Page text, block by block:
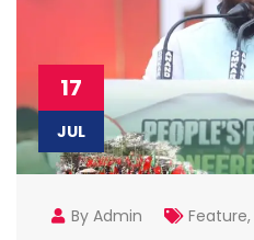
17
JUL
By Admin Feature,